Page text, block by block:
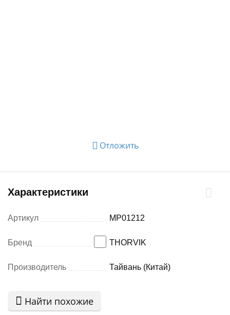
Отложить
Характеристики
Артикул MP01212
Бренд THORVIK
Производитель Тайвань (Китай)
Найти похожие